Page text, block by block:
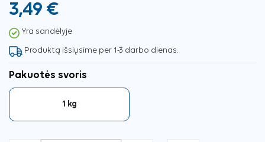
3,49 €
Yra sandėlyje
Produktą išsiųsime per 1-3 darbo dienas.
Pakuotės svoris
1 kg